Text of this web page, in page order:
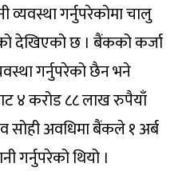
व्यवस्था गर्नुपरेकोमा चालु
देखिएको छ । बैंकको कर्जा
गर्नुपरेको छैन भने
४ करोड ८८ लाख रुपैयाँ
सोही अवधिमा बैंकले १ अर्ब
गर्नुपरेको थियो ।